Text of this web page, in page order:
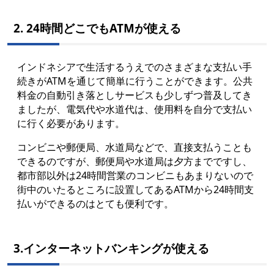
2. 24時間どこでもATMが使える
インドネシアで生活するうえでのさまざまな支払い手
続きがATMを通じて簡単に行うことができます。公共
料金の自動引き落としサービスも少しずつ普及してき
ましたが、電気代や水道代は、使用料を自分で支払い
に行く必要があります。
コンビニや郵便局、水道局などで、直接支払うことも
できるのですが、郵便局や水道局は夕方までですし、
都市部以外は24時間営業のコンビニもあまりないので
街中のいたるところに設置してあるATMから24時間支
払いができるのはとても便利です。
3.インターネットバンキングが使える